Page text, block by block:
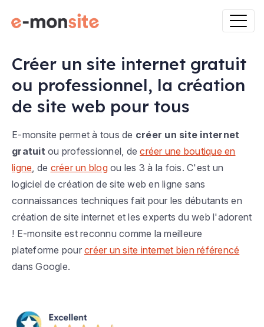
Créer un site internet gratuit
ou professionnel, la création
de site web pour tous
E-monsite permet à tous de créer un site internet
gratuit ou professionnel, decréer une boutique en
ligne , de créer un blogou les 3 à la fois. C'est un
logiciel de création de site web en ligne sans
connaissances techniques fait pour les débutants en
création de site internet et les experts du web l'adorent
! E-monsite est reconnu comme la meilleure
plateforme pour créer un site internet bien référencé
dans Google.